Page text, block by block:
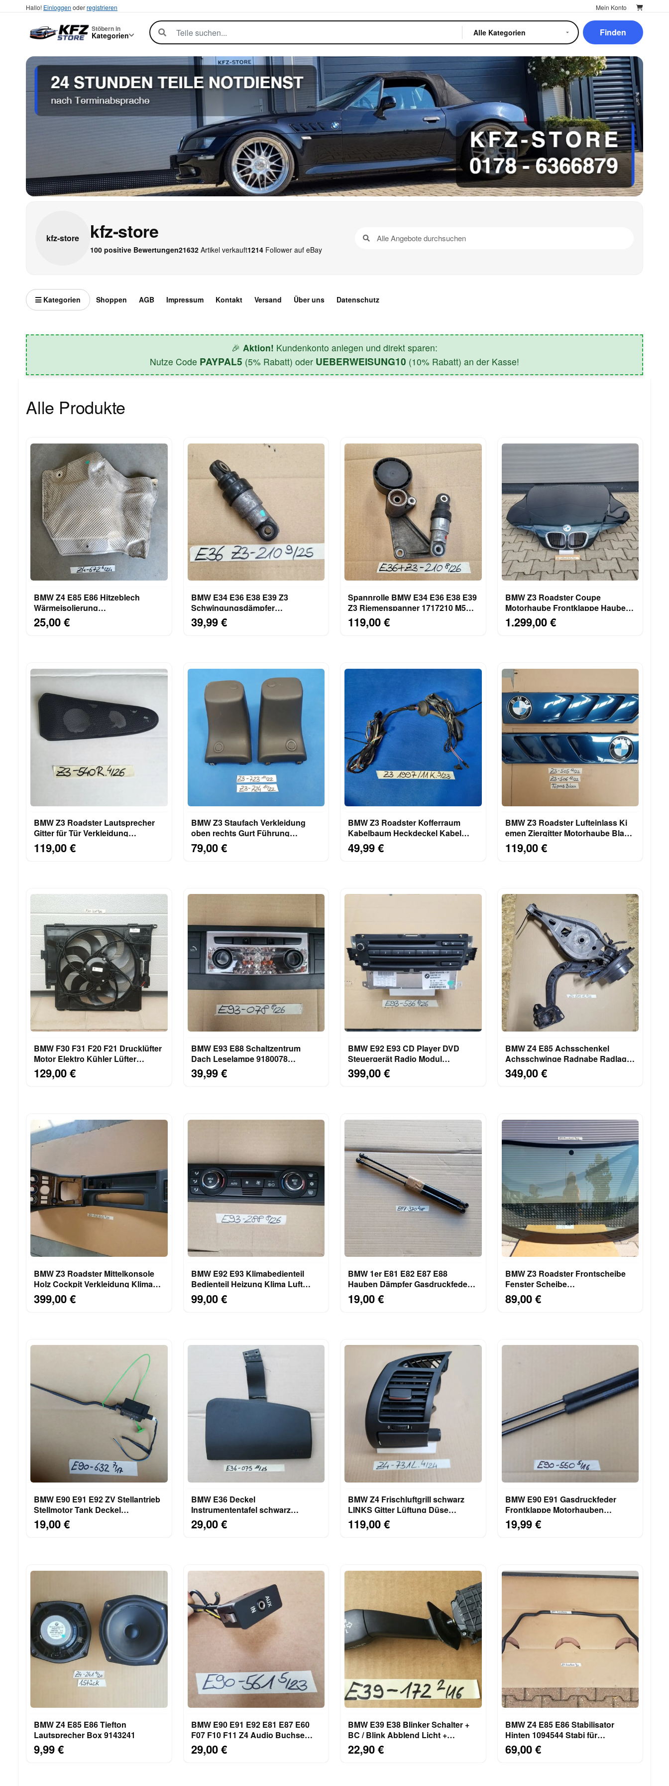
Hallo! Einloggen oderregistrieren Mein Konto
Stöbern in
Kategorien Finden
kfz-store kfz-store
100 positive Bewertungen21632 Artikel verkauft1214 Follower auf eBay
Kategorien Shoppen AGB Impressum Kontakt Versand Über uns Datenschutz
🎉 Aktion! Kundenkonto anlegen und direkt sparen:
Nutze Code PAYPAL5 (5% Rabatt) oder UEBERWEISUNG10 (10% Rabatt) an der Kasse!
Alle Produkte
BMW Z4 E85 E86 Hitzeblech
Wärmeisolierung
Wärmeschutzblech Stirnwand
7015672
25,00 €
BMW E34 E36 E38 E39 Z3
Schwingungsdämpfer
Riemenspanner 1717210 M50 M52
M43 S52
39,99 €
Spannrolle BMW E34 E36 E38 E39
Z3 Riemenspanner 1717210 M50
119,00 €
BMW Z3 Roadster Coupe
Motorhaube Frontklappe Haube
Oxford Grün ABHOLUNG!
1.299,00 €
BMW Z3 Roadster Lautsprecher
Gitter für Tür Verkleidung
RECHTS Beifahrer Seite
119,00 €
BMW Z3 Staufach Verkleidung
oben rechts Gurt Führung
Abdeckung Höcker 8407723
79,00 €
BMW Z3 Roadster Kofferraum
Kabelbaum Heckdeckel Kabel
Heckklappe 11 Kabel
49,99 €
BMW Z3 Roadster Lufteinlass Ki​
emen Ziergitter Motorhaube Blau
rechts links
119,00 €
BMW F30 F31 F20 F21 Drucklüfter
Motor Elektro Kühler Lüfter
7640508 Lüfterzarge
129,00 €
BMW E93 E88 Schaltzentrum
Dach Leselampe 9180078
Innenleuchte SOS Airbag Off
39,99 €
BMW E92 E93 CD Player DVD
Steuergerät Radio Modul
Navigation 9185536 UK Version
399,00 €
BMW Z4 E85 Achsschenkel
Achsschwinge Radnabe Radlager
HINTEN LINKS
349,00 €
BMW Z3 Roadster Mittelkonsole
Holz Cockpit Verkleidung Klima
Blende 8397702
399,00 €
BMW E92 E93 Klimabedienteil
Bedienteil Heizung Klima Luft
Klimaautomatik 9182288
99,00 €
BMW 1er E81 E82 E87 E88
Hauben Dämpfer Gasdruckfeder
Motorhaube 7118370
19,00 €
BMW Z3 Roadster Frontscheibe
Fenster Scheibe
Windschutzscheibe ABHOLUNG
89,00 €
BMW E90 E91 E92 ZV Stellantrieb
Stellmotor Tank Deckel
Einfüllklappe 6987632
19,00 €
BMW E36 Deckel
Instrumententafel schwarz
8157531 Beifahrer Airbag Klappe
8119075
29,00 €
BMW Z4 Frischluftgrill schwarz
LINKS Gitter Lüftung Düse
7025631 Getränkehalter
119,00 €
BMW E90 E91 Gasdruckfeder
Frontklappe Motorhauben
Dämpfer Rechts + Links 7060550
19,99 €
BMW Z4 E85 E86 Tiefton
Lautsprecher Box 9143241
9,99 €
BMW E90 E91 E92 E81 E87 E60
F07 F10 F11 Z4 Audio Buchse
AUX IN Schalter 6930561
29,00 €
BMW E39 E38 Blinker Schalter +
BC / Blink Abblend Licht +
Fernlicht 8352172
22,90 €
BMW Z4 E85 E86 Stabilisator
Hinten 1094544 Stabi für
Hinterachse
69,00 €